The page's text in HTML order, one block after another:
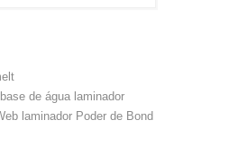
de água laminador
laminador Poder de Bond